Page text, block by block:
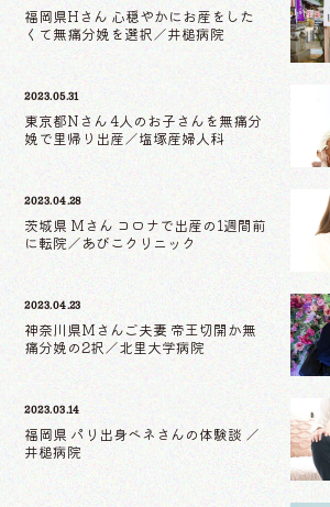
福岡県Hさん 心穏やかにお産をした
くて無痛分娩を選択／井槌病院
2023.05.31
東京都Nさん 4人のお子さんを無痛分
娩で里帰り出産／塩塚産婦人科
2023.04.28
茨城県 Mさん コロナで出産の1週間前
に転院／あびこクリニック
2023.04.23
神奈川県Mさんご夫妻 帝王切開か無
痛分娩の2択／北里大学病院
2023.03.14
福岡県 パリ出身ベネさんの体験談 ／
井槌病院